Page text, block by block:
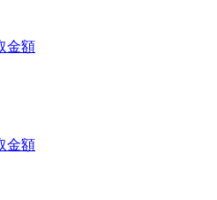
金額
金額